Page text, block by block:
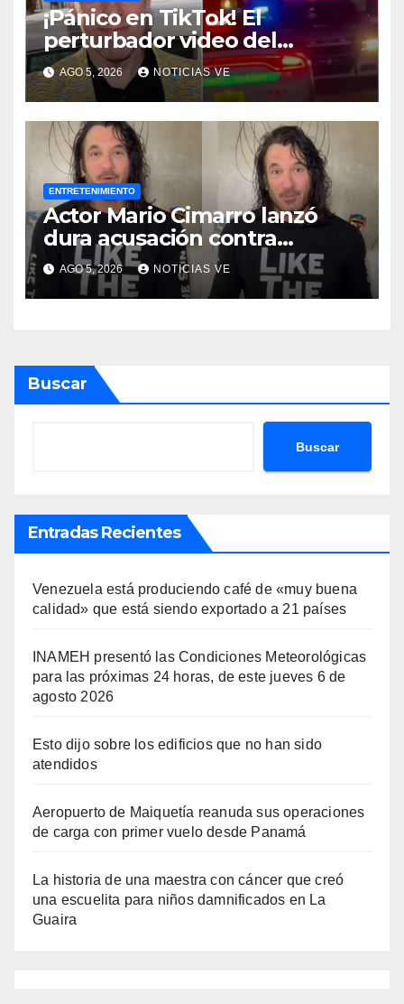
¡Pánico en TikTok! El
perturbador video del
famoso influencer Perez
Hilton que obligó a sus fans a
pedir ayuda médica
AGO 5, 2026 NOTICIAS VE
ENTRETENIMIENTO
Actor Mario Cimarro lanzó
dura acusación contra
Telemundo y advirtió que lo
que hacen en su contra es
ilegal en EEUU
AGO 5, 2026 NOTICIAS VE
Buscar
Buscar
Entradas Recientes
Venezuela está produciendo café de «muy buena
calidad» que está siendo exportado a 21 países
INAMEH presentó las Condiciones Meteorológicas
para las próximas 24 horas, de este jueves 6 de
agosto 2026
Esto dijo sobre los edificios que no han sido
atendidos
Aeropuerto de Maiquetía reanuda sus operaciones
de carga con primer vuelo desde Panamá
La historia de una maestra con cáncer que creó
una escuelita para niños damnificados en La
Guaira